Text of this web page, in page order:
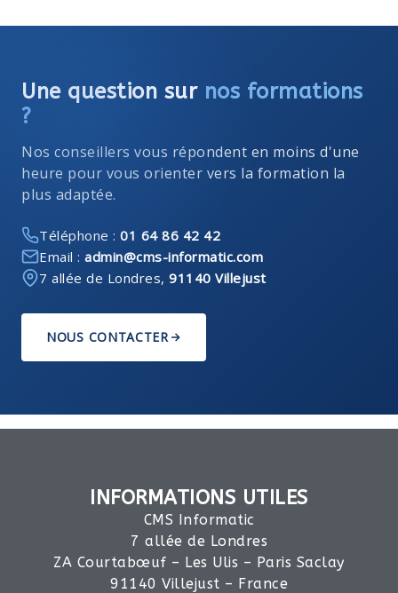
Une question sur nos formations
?
Nos conseillers vous répondent en moins d'une
heure pour vous orienter vers la formation la
plus adaptée.
Téléphone : 01 64 86 42 42
Email : admin@cms-informatic.com
7 allée de Londres, 91140 Villejust
NOUS CONTACTER
INFORMATIONS UTILES
CMS Informatic
7 allée de Londres
ZA Courtabœuf – Les Ulis – Paris Saclay
91140 Villejust – France